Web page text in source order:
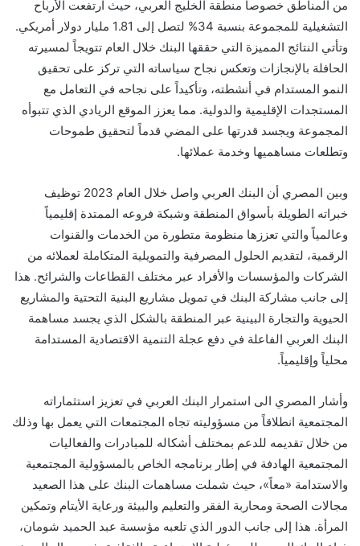
من المناطق خصوصاً منطقة الخليج العربي، حيث ارتفعت الأرباح
التشغيلية للمجموعة بنسبة 34% لتصل إلى 1.81 مليار دولار أمريكي.
وتأتي النتائج المميزة التي حققها البنك خلال العام تتويجاً لمسيرته
الحافلة بالإنجازات وتعكس نجاح سياساته التي تركز على تحقيق
النمو المستدام في أنشطته، وتأكيداً على نجاحه في التعامل مع
المستجدات الإقليمية والدولية. مما يعزز الموقع الريادي الذي تتبوأه
المجموعة ويجسد قدرتها على المضي قدماً لتحقيق طموحات
وتطلعات مساهميها وخدمة عملائها.
وبين المصري أن البنك العربي واصل
خلال العام 2023 توظيف
خبراته الطويلة بأسواق المنطقة وشبكة فروعه الممتدة إقليمياً
وعالمياً والتي تعززها منظومة متطورة من الخدمات والقنوات
الرقمية، لتقديم الحلول المصرفية والتمويلية المتكاملة لعملائه من
الشركات والمؤسسات والأفراد عبر مختلف القطاعات والشرائح. هذا
إلى جانب مشاركة البنك في تمويل مشاريع البنية التحتية والمشاريع
الحيوية والتجارة البينية عبر المنطقة بالشكل الذي يجسد مساهمة
البنك العربي الفاعلة في دفع عجلة التنمية الاقتصادية المستدامة
محلياً وإقليمياً.
وأشار المصري الى استمر ار البنك العربي في تعزيز استثماراته
المجتمعية انطلاقاً من مسؤوليته تجاه المجتمعات التي يعمل بها وذلك
من خلال تقديمه للدعم بمختلف أشكاله للمبادرات والفعاليات
المجتمعية الهادفة في إطار برنامجه الخاص بالمسؤولية المجتمعية
والاستدامة «معاً»، حيث شملت مساهمات البنك على هذا الصعيد
مجالات الصحة ومحاربة الفقر والتعليم والبيئة ورعاية الأيتام وتمكين
المرأة. هذا إلى جانب الدور الذي تلعبه مؤسسة عبد الحميد شومان،